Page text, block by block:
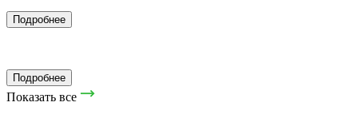
Подробнее
Подробнее
Показать все